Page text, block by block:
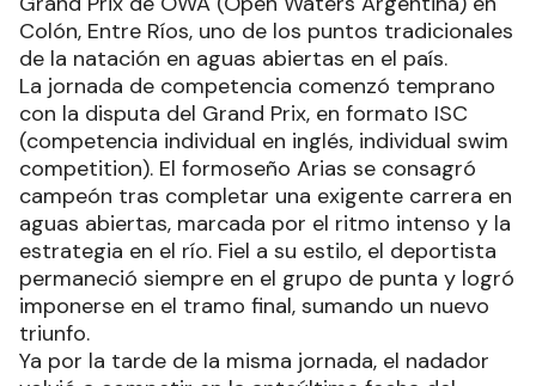
Colón, Entre Ríos, uno de los puntos tradicionales
de la natación en aguas abiertas en el país.
La jornada de competencia comenzó temprano
con la disputa del Grand Prix, en formato ISC
(competencia individual en inglés, individual swim
competition). El formoseño Arias se consagró
campeón tras completar una exigente carrera en
aguas abiertas, marcada por el ritmo intenso y la
estrategia en el río. Fiel a su estilo, el deportista
permaneció siempre en el grupo de punta y logró
imponerse en el tramo final, sumando un nuevo
triunfo.
Ya por la tarde de la misma jornada, el nadador